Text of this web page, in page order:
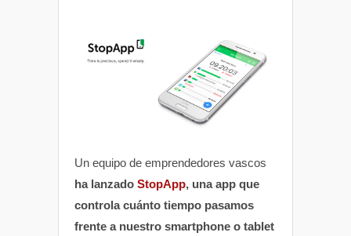
Un equipo de emprendedores vascos
ha lanzado StopApp, una app que
controla cuánto tiempo pasamos
frente a nuestro smartphone o tablet